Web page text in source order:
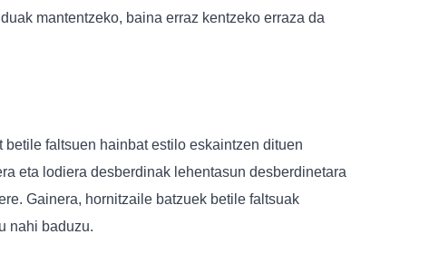
mantentzeko, baina erraz kentzeko erraza da
faltsuen hainbat estilo eskaintzen dituen
eta lodiera desberdinak lehentasun desberdinetara
Gainera, hornitzaile batzuek betile faltsuak
nahi baduzu.